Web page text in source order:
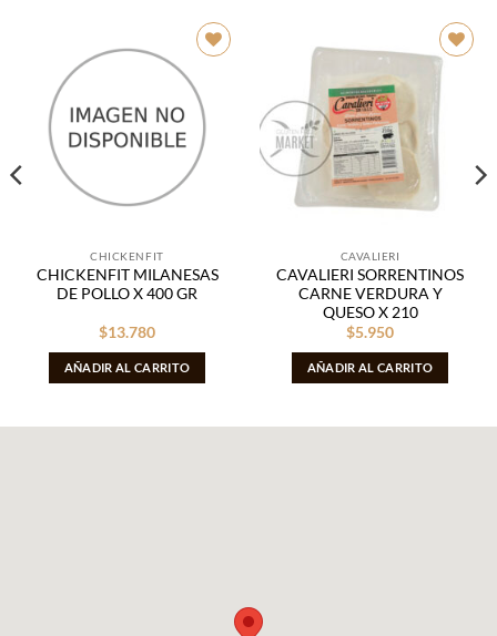
Añadir
a la
lista de
deseos
CHICKENFIT
CHICKENFIT MILANESAS
DE POLLO X 400 GR
$13.780
AÑADIR AL CARRITO
CAVALIERI
CAVALIERI SORRENTINOS
CARNE VERDURA Y
QUESO X 210
$5.950
AÑADIR AL CARRITO